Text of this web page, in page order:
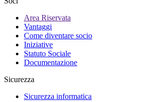
Area Riservata
Vantaggi
Come diventare socio
Iniziative
Statuto Sociale
Documentazione
Sicurezza
Sicurezza informatica